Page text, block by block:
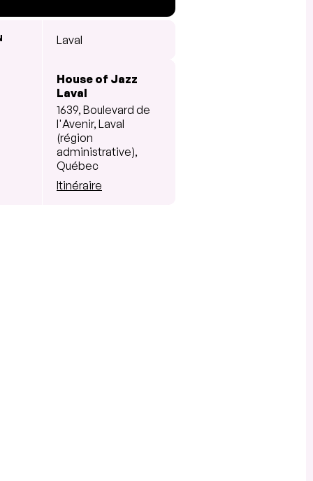
Laval
House of Jazz
Laval
1639, Boulevard de
l'Avenir, Laval
(région
administrative),
Québec
Itinéraire